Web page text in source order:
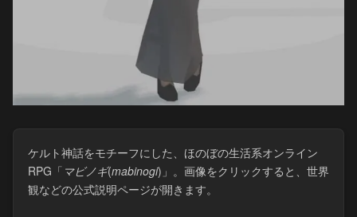
ケルト神話をモチーフにした、ほのぼの生活系オンライン
RPG「 マビノギ(​mabinogi)」。画像をクリックすると、世界
観などの公式説明ページが開きます。